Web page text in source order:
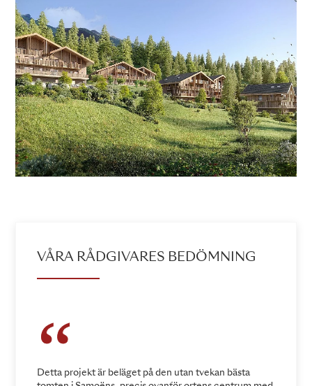
VÅRA RÅDGIVARES BEDÖMNING
Detta projekt är beläget på den utan tvekan bästa